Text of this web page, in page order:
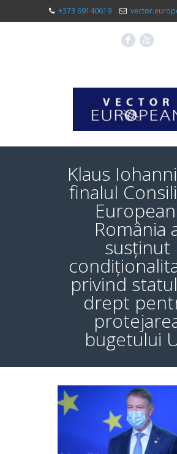
+373 69140619
F X
Klaus
finalul
România
susținut
privind
drept
bugetului